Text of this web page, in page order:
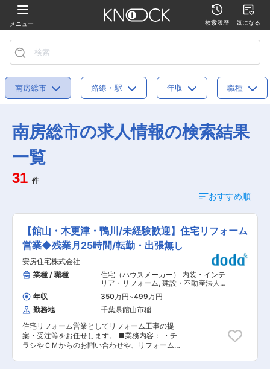
メニュー 検索履歴 気になる
南房総市 路線・駅 年収 職種
南房総市の求人情報の検索結果
一覧
31 件
おすすめ順
【館山・木更津・鴨川/未経験歓迎】住宅リフォーム
営業◆残業月25時間/転勤・出張無し
安房住宅株式会社
業種 / 職種
住宅（ハウスメーカー） 内装・インテ
リア・リフォーム, 建設・不動産法人営
業 建設・不動産個人営業
年収 350万円~499万円
勤務地
千葉県館山市稲
住宅リフォーム営業としてリフォーム工事の提
案・受注等をお任せします。 ■業務内容： ・チ
ラシやＣＭからのお問い合わせや、リフォーム相